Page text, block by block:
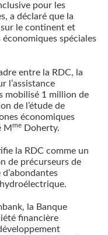
pour les
a déclaré que la
le continent et
spéciales
entre la RDC, la
l’assistance
mobilisé 1 million de
de l’étude de
économiques
M me Doherty.
la RDC comme un
de précurseurs de
la Banque
financière